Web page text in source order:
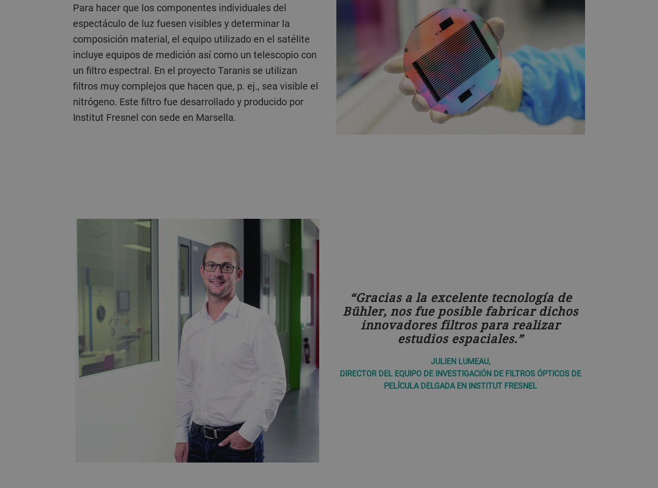
Para hacer que los componentes individuales del
espectáculo de luz fuesen visibles y determinar la
composición material, el equipo utilizado en el satélite
incluye equipos de medición así como un telescopio con
un filtro espectral. En el proyecto Taranis se utilizan
filtros muy complejos que hacen que, p. ej., sea visible el
nitrógeno. Este filtro fue desarrollado y producido por
Institut Fresnel con sede en Marsella.
Gracias a la excelente tecnología de
Bühler, nos fue posible fabricar dichos
innovadores filtros para realizar
estudios espaciales.
JULIEN LUMEAU,
DIRECTOR DEL EQUIPO DE INVESTIGACIÓN DE FILTROS ÓPTICOS DE
PELÍCULA DELGADA EN INSTITUT FRESNEL